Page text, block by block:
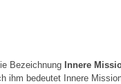
Bezeichnung Innere
ihm bedeutet Innere